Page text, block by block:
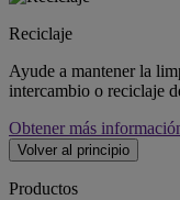
Reciclaje
Ayude a mantener la
intercambio o reciclaje
Obtener más
Volver al principio
Productos